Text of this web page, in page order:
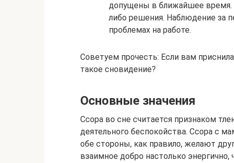
допущены в ближайшее время.
либо решения. Наблюдение за
проблемах на работе.
Советуем прочесть: Если вам
такое сновидение?
Основные значения
Ссора во сне считается признаком
деятельного беспокойства. Ссора с
обе стороны, как правило, желают
взаимное добро настолько